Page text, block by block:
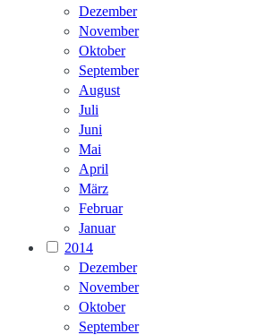
Dezember
November
Oktober
September
August
Juli
Juni
Mai
April
März
Februar
Januar
2014
Dezember
November
Oktober
September